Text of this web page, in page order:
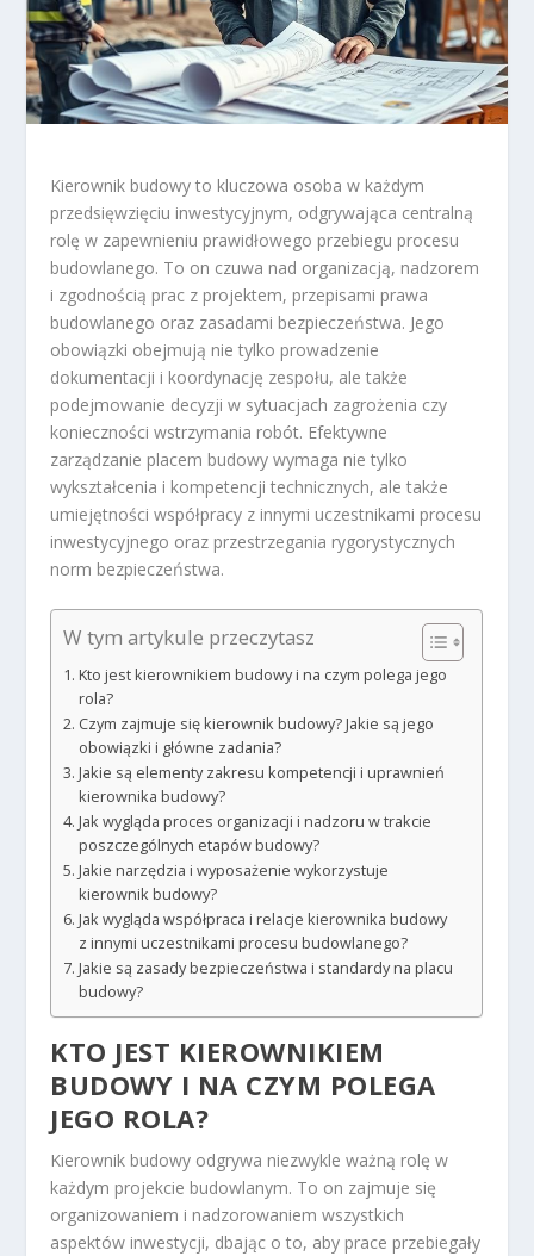
Kierownik budowy to kluczowa osoba w każdym
przedsięwzięciu inwestycyjnym, odgrywająca centralną
rolę w zapewnieniu prawidłowego przebiegu procesu
budowlanego. To on czuwa nad organizacją, nadzorem
i zgodnością prac z projektem, przepisami prawa
budowlanego oraz zasadami bezpieczeństwa. Jego
obowiązki obejmują nie tylko prowadzenie
dokumentacji i koordynację zespołu, ale także
podejmowanie decyzji w sytuacjach zagrożenia czy
konieczności wstrzymania robót. Efektywne
zarządzanie placem budowy wymaga nie tylko
wykształcenia i kompetencji technicznych, ale także
umiejętności współpracy z innymi uczestnikami procesu
inwestycyjnego oraz przestrzegania rygorystycznych
norm bezpieczeństwa.
W tym artykule przeczytasz
Kto jest kierownikiem budowy i na czym polega jego
rola?
Czym zajmuje się kierownik budowy? Jakie są jego
obowiązki i główne zadania?
Jakie są elementy zakresu kompetencji i uprawnień
kierownika budowy?
Jak wygląda proces organizacji i nadzoru w trakcie
poszczególnych etapów budowy?
Jakie narzędzia i wyposażenie wykorzystuje
kierownik budowy?
Jak wygląda współpraca i relacje kierownika budowy
z innymi uczestnikami procesu budowlanego?
Jakie są zasady bezpieczeństwa i standardy na placu
budowy?
KTO JEST KIEROWNIKIEM
BUDOWY I NA CZYM POLEGA
JEGO ROLA?
Kierownik budowy odgrywa niezwykle ważną rolę w
każdym projekcie budowlanym. To on zajmuje się
organizowaniem i nadzorowaniem wszystkich
aspektów inwestycji, dbając o to, aby prace przebiegały